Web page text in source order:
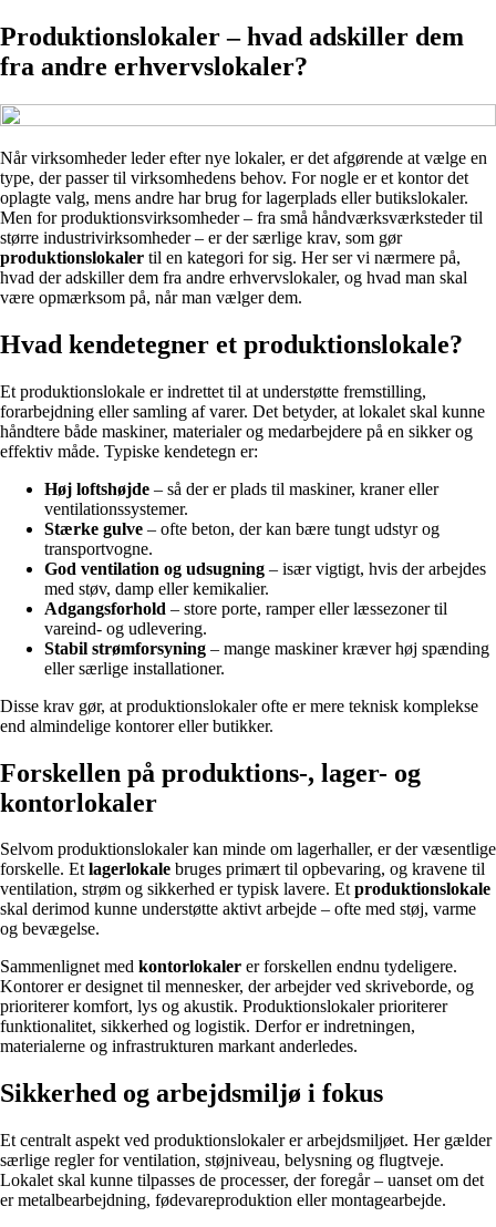
Produktionslokaler – hvad adskiller dem
fra andre erhvervslokaler?
Når virksomheder leder efter nye lokaler, er det afgørende at vælge en
type, der passer til virksomhedens behov. For nogle er et kontor det
oplagte valg, mens andre har brug for lagerplads eller butikslokaler.
Men for produktionsvirksomheder – fra små håndværksværksteder til
større industrivirksomheder – er der særlige krav, som gør
produktionslokaler til en kategori for sig. Her ser vi nærmere på,
hvad der adskiller dem fra andre erhvervslokaler, og hvad man skal
være opmærksom på, når man vælger dem.
Hvad kendetegner et produktionslokale?
Et produktionslokale er indrettet til at understøtte fremstilling,
forarbejdning eller samling af varer. Det betyder, at lokalet skal kunne
håndtere både maskiner, materialer og medarbejdere på en sikker og
effektiv måde. Typiske kendetegn er:
Høj loftshøjde – så der er plads til maskiner, kraner eller
ventilationssystemer.
Stærke gulve – ofte beton, der kan bære tungt udstyr og
transportvogne.
God ventilation og udsugning – især vigtigt, hvis der arbejdes
med støv, damp eller kemikalier.
Adgangsforhold – store porte, ramper eller læssezoner til
vareind- og udlevering.
Stabil strømforsyning – mange maskiner kræver høj spænding
eller særlige installationer.
Disse krav gør, at produktionslokaler ofte er mere teknisk komplekse
end almindelige kontorer eller butikker.
Forskellen på produktions-, lager- og
kontorlokaler
Selvom produktionslokaler kan minde om lagerhaller, er der væsentlige
forskelle. Etlagerlokale bruges primært til opbevaring, og kravene til
ventilation, strøm og sikkerhed er typisk lavere. Etproduktionslokale
skal derimod kunne understøtte aktivt arbejde – ofte med støj, varme
og bevægelse.
Sammenlignet med kontorlokaler er forskellen endnu tydeligere.
Kontorer er designet til mennesker, der arbejder ved skriveborde, og
prioriterer komfort, lys og akustik. Produktionslokaler prioriterer
funktionalitet, sikkerhed og logistik. Derfor er indretningen,
materialerne og infrastrukturen markant anderledes.
Sikkerhed og arbejdsmiljø i fokus
Et centralt aspekt ved produktionslokaler er arbejdsmiljøet. Her gælder
særlige regler for ventilation, støjniveau, belysning og flugtveje.
Lokalet skal kunne tilpasses de processer, der foregår – uanset om det
er metalbearbejdning, fødevareproduktion eller montagearbejde.